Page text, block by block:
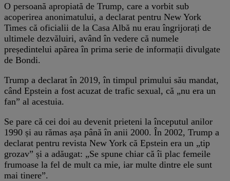
O persoană apropiată de Trump, care a vorbit sub
acoperirea anonimatului, a declarat pentru New York
Times că oficialii de la Casa Albă nu erau îngrijorați de
ultimele dezvăluiri, având în vedere că numele
președintelui apărea în prima serie de informații divulgate
de Bondi.
Trump a declarat în 2019, în timpul primului său mandat,
când Epstein a fost acuzat de trafic sexual, că „nu era un
fan” al acestuia.
Se pare că cei doi au devenit prieteni la începutul anilor
1990 și au rămas așa până în anii 2000. În 2002, Trump a
declarat pentru revista New York că Epstein era un „tip
grozav” și a adăugat: „Se spune chiar că îi plac femeile
frumoase la fel de mult ca mie, iar multe dintre ele sunt
mai tinere”.